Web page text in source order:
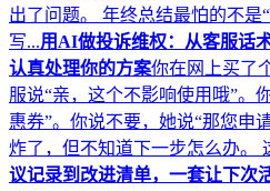
出了问题。 年终总结最怕的不是
写...用AI做投诉维权：从客服话
认真处理你的方案你在网上买了
服说“亲，这个不影响使用哦”。
惠券”。你说不要，她说“那您申
炸了，但不知道下一步怎么办。
议记录到改进清单，一套让下次